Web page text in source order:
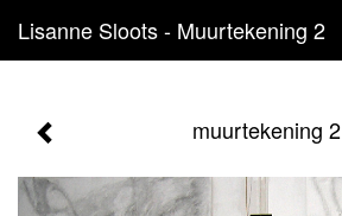
Lisanne Sloots - Muurtekening 2
muurtekening 2